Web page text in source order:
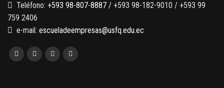
Teléfono: +593 98-807-8887 / +593 98-182-9010 / +593 99
759 2406
e-mail: escueladeempresas@usfq.edu.ec